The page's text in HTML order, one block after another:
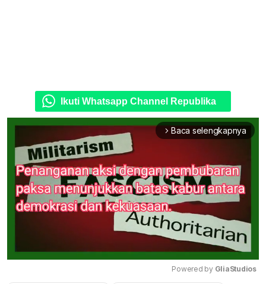
Ikuti Whatsapp Channel Republika
arrow_forward_ios Baca selengkapnya
Powered by GliaStudios